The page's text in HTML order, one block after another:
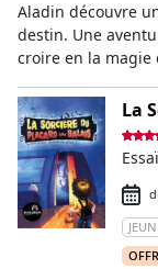
Aladin découvre
destin. Une
croire en la magie
La